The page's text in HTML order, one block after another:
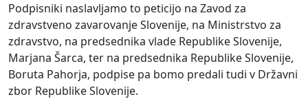
Podpisniki naslavljamo to peticijo na Zavod za
zdravstveno zavarovanje Slovenije, na Ministrstvo za
zdravstvo, na predsednika vlade Republike Slovenije,
Marjana Šarca, ter na predsednika Republike Slovenije,
Boruta Pahorja, podpise pa bomo predali tudi v Državni
zbor Republike Slovenije.